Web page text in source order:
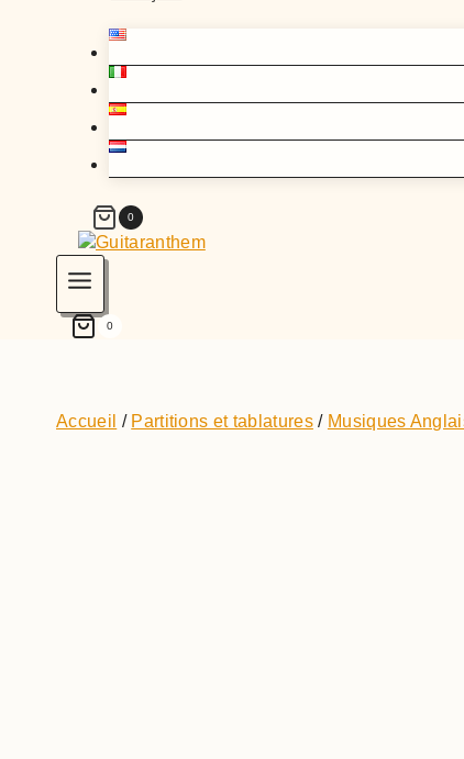
0
0
Accueil / Partitions et tablatures / Musiques